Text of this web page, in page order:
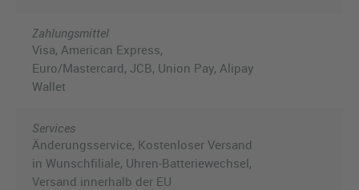
Zahlungsmittel
Visa, American Express,
Euro/Mastercard, JCB, Union Pay, Alipay
Wallet
Services
Änderungsservice, Kostenloser Versand
in Wunschfiliale, Uhren-Batteriewechsel,
Versand innerhalb der EU